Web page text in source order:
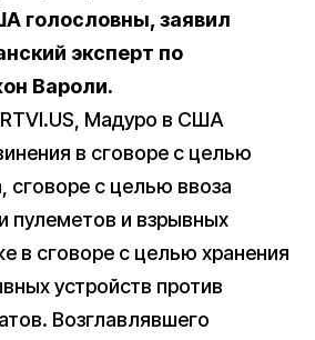
голословны, заявил
эксперт по
Вароли.
RTVI.US, Мадуро в США
в сговоре с целью
сговоре с целью ввоза
пулеметов и взрывных
в сговоре с целью хранения
устройств против
Возглавлявшего